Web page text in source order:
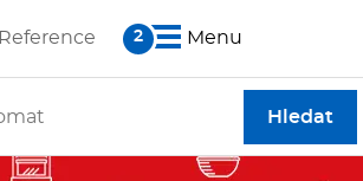
Reference Menu